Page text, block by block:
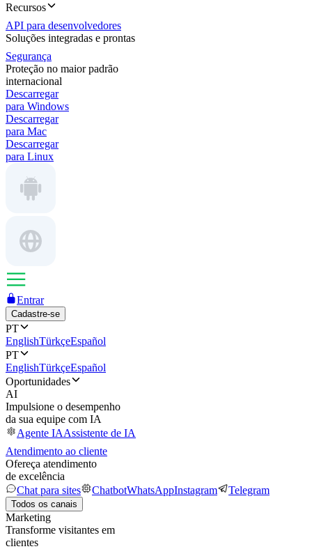
Recursos
API para desenvolvedores
Soluções integradas e prontas
Segurança
Proteção no maior padrão
internacional
Descarregar
para Windows
Descarregar
para Mac
Descarregar
para Linux
Entrar
Cadastre-se
PT
EnglishTürkçeEspañol
PT
EnglishTürkçeEspañol
Oportunidades
AI
Impulsione o desempenho
da sua equipe com IA
Agente IAAssistente de IA
Atendimento ao cliente
Ofereça atendimento
de excelência
Chat para sites
ChatbotWhatsAppInstagram Telegram
Todos os canais
Marketing
Transforme visitantes em
clientes